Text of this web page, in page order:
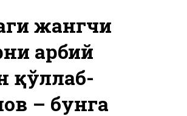
жангчи
ҳарбий
қўллаб-
– бунга